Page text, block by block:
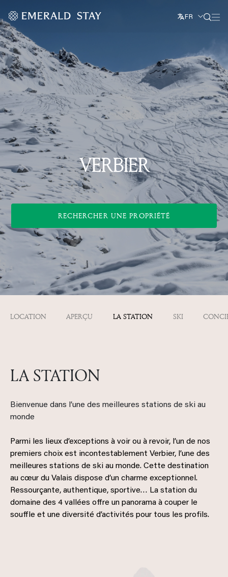
FR
VERBIER
RECHERCHER UNE PROPRIÉTÉ
LOCATION APERÇU LA STATION SKI
LA STATION
Bienvenue dans l’une des meilleures stations de ski au
monde
Parmi les lieux d’exceptions à voir ou à revoir, l’un de nos
premiers choix est incontestablement Verbier, l’une des
meilleures stations de ski au monde. Cette destination
au cœur du Valais dispose d’un charme exceptionnel.
Ressourçante, authentique, sportive… La station du
domaine des 4 vallées offre un panorama à couper le
souffle et une diversité d’activités pour tous les profils.